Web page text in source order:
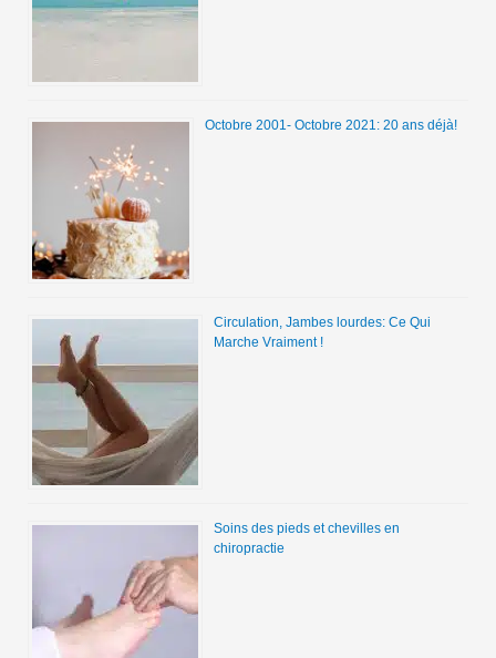
Octobre 2001- Octobre 2021: 20 ans déjà!
Circulation, Jambes lourdes: Ce Qui
Marche Vraiment !
Soins des pieds et chevilles en
chiropractie